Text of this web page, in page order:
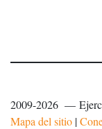
2009-2026 —
Mapa del sitio |